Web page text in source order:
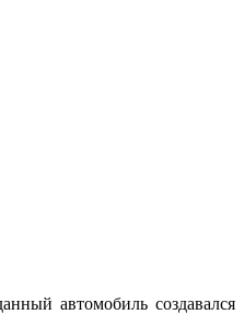
автомобиль создавался